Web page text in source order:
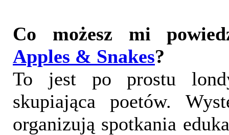
Co możesz mi
Apples & Snakes?
To jest po prostu
skupiająca poetów.
organizują spotkania